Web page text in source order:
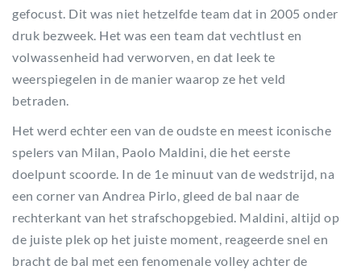
gefocust. Dit was niet hetzelfde team dat in 2005 onder
druk bezweek. Het was een team dat vechtlust en
volwassenheid had verworven, en dat leek te
weerspiegelen in de manier waarop ze het veld
betraden.
Het werd echter een van de oudste en meest iconische
spelers van Milan, Paolo Maldini, die het eerste
doelpunt scoorde. In de 1e minuut van de wedstrijd, na
een corner van Andrea Pirlo, gleed de bal naar de
rechterkant van het strafschopgebied. Maldini, altijd op
de juiste plek op het juiste moment, reageerde snel en
bracht de bal met een fenomenale volley achter de